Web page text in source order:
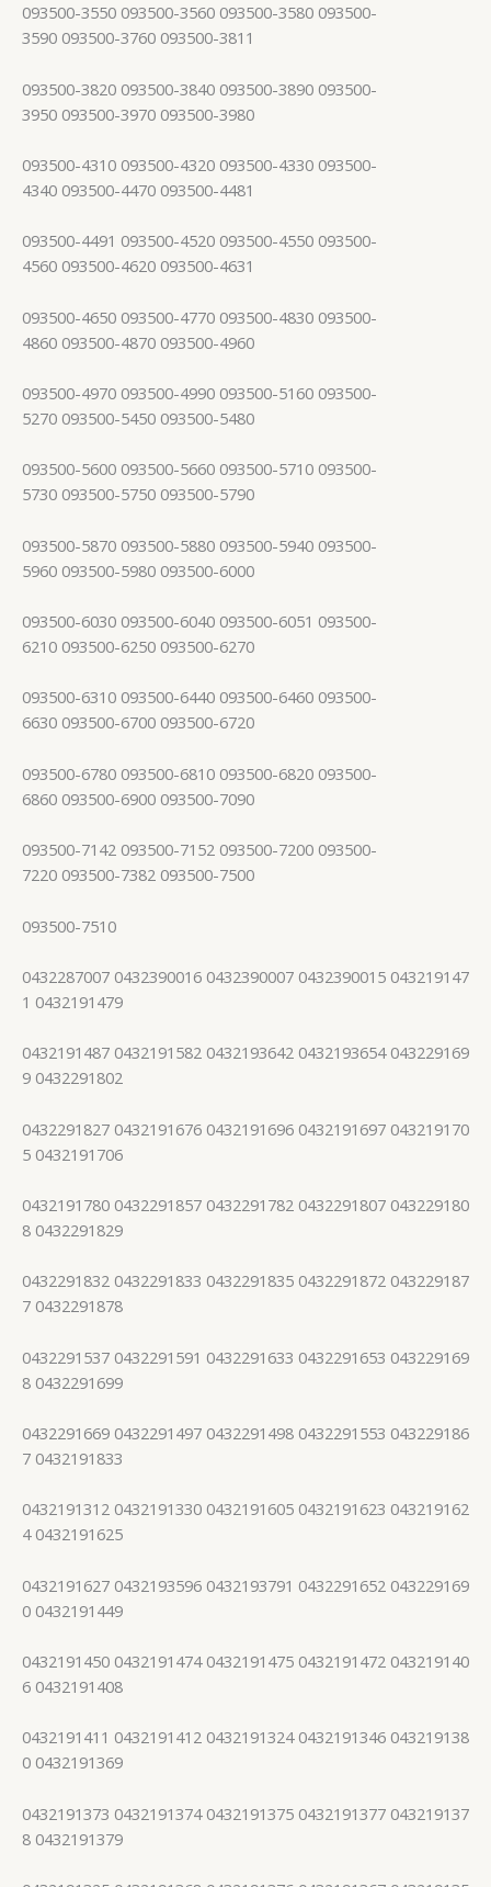
093500-3550 093500-3560 093500-3580 093500-
3590 093500-3760 093500-3811
093500-3820 093500-3840 093500-3890 093500-
3950 093500-3970 093500-3980
093500-4310 093500-4320 093500-4330 093500-
4340 093500-4470 093500-4481
093500-4491 093500-4520 093500-4550 093500-
4560 093500-4620 093500-4631
093500-4650 093500-4770 093500-4830 093500-
4860 093500-4870 093500-4960
093500-4970 093500-4990 093500-5160 093500-
5270 093500-5450 093500-5480
093500-5600 093500-5660 093500-5710 093500-
5730 093500-5750 093500-5790
093500-5870 093500-5880 093500-5940 093500-
5960 093500-5980 093500-6000
093500-6030 093500-6040 093500-6051 093500-
6210 093500-6250 093500-6270
093500-6310 093500-6440 093500-6460 093500-
6630 093500-6700 093500-6720
093500-6780 093500-6810 093500-6820 093500-
6860 093500-6900 093500-7090
093500-7142 093500-7152 093500-7200 093500-
7220 093500-7382 093500-7500
093500-7510
0432287007 0432390016 0432390007 0432390015 043219147
1 0432191479
0432191487 0432191582 0432193642 0432193654 043229169
9 0432291802
0432291827 0432191676 0432191696 0432191697 043219170
5 0432191706
0432191780 0432291857 0432291782 0432291807 043229180
8 0432291829
0432291832 0432291833 0432291835 0432291872 043229187
7 0432291878
0432291537 0432291591 0432291633 0432291653 043229169
8 0432291699
0432291669 0432291497 0432291498 0432291553 043229186
7 0432191833
0432191312 0432191330 0432191605 0432191623 043219162
4 0432191625
0432191627 0432193596 0432193791 0432291652 043229169
0 0432191449
0432191450 0432191474 0432191475 0432191472 043219140
6 0432191408
0432191411 0432191412 0432191324 0432191346 043219138
0 0432191369
0432191373 0432191374 0432191375 0432191377 043219137
8 0432191379